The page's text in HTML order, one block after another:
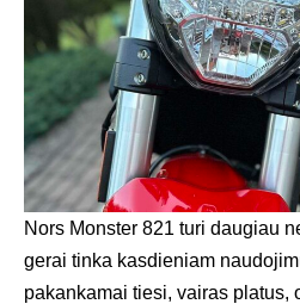
Nors Monster 821 turi daugiau
gerai tinka kasdieniam
pakankamai tiesi, vairas platus,